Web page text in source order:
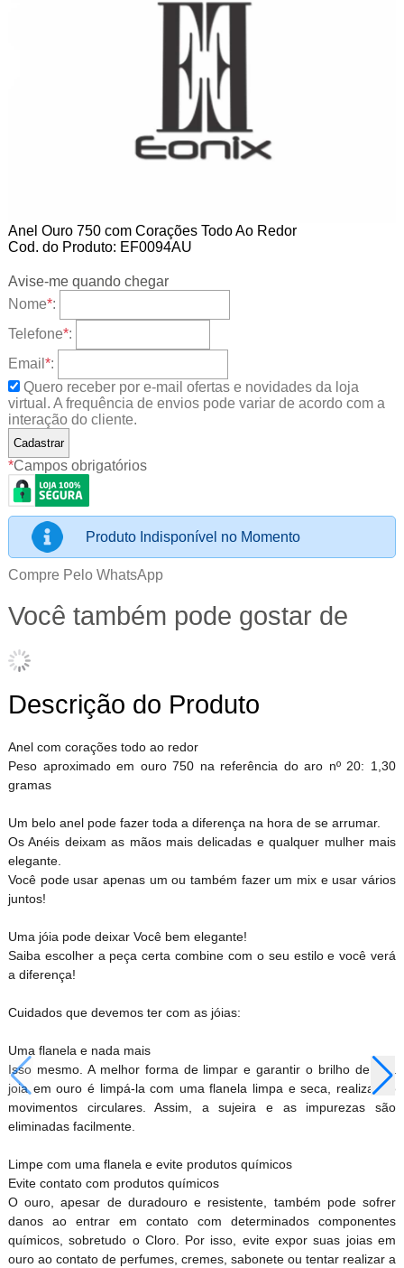
Anel Ouro 750 com Corações Todo Ao Redor
Cod. do Produto: EF0094AU
Avise-me quando chegar
Nome*:
Telefone*:
Email *:
Quero receber por e-mail ofertas e novidades da loja
virtual. A frequência de envios pode variar de acordo com a
interação do cliente.
*Campos obrigatórios
Produto Indisponível no Momento
Compre Pelo WhatsApp
Você também pode gostar de
Descrição do Produto
Anel com corações todo ao redor
Peso aproximado em ouro 750 na referência do aro nº 20: 1,30
gramas
Um belo anel pode fazer toda a diferença na hora de se arrumar.
Os Anéis deixam as mãos mais delicadas e qualquer mulher mais
elegante.
Você pode usar apenas um ou também fazer um mix e usar vários
juntos!
Uma jóia pode deixar Você bem elegante!
Saiba escolher a peça certa combine com o seu estilo e você verá
a diferença!
Cuidados que devemos ter com as jóias:
Uma flanela e nada mais
Isso mesmo. A melhor forma de limpar e garantir o brilho de sua
joia em ouro é limpá-la com uma flanela limpa e seca, realizando
movimentos circulares. Assim, a sujeira e as impurezas são
eliminadas facilmente.
Limpe com uma flanela e evite produtos químicos
Evite contato com produtos químicos
O ouro, apesar de duradouro e resistente, também pode sofrer
danos ao entrar em contato com determinados componentes
químicos, sobretudo o Cloro. Por isso, evite expor suas joias em
ouro ao contato de perfumes, cremes, sabonete ou tentar realizar a